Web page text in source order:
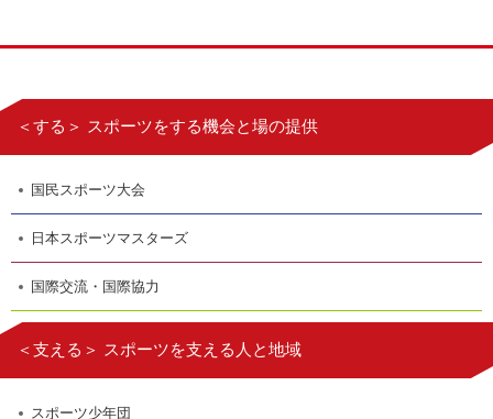
＜する＞ スポーツをする機会と場の提供
国民スポーツ大会
日本スポーツマスターズ
国際交流・国際協力
＜支える＞ スポーツを支える人と地域
スポーツ少年団